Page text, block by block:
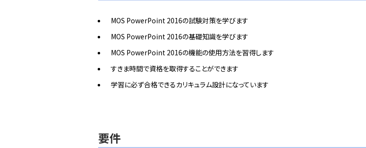
MOS PowerPoint 2016の試験対策を学びます
MOS PowerPoint 2016の基礎知識を学びます
MOS PowerPoint 2016の機能の使用方法を習得します
すきま時間で資格を取得することができます
学習に必ず合格できるカリキュラム設計になっています
要件